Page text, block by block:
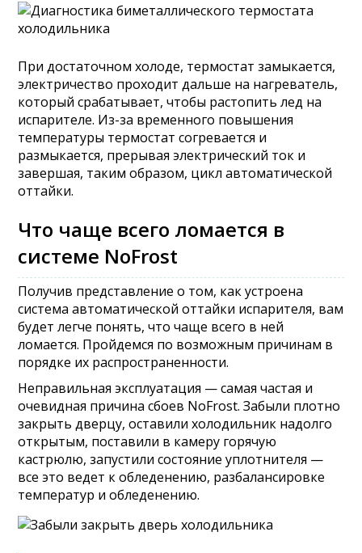
При достаточном холоде, термостат замыкается,
электричество проходит дальше на нагреватель,
который срабатывает, чтобы растопить лед на
испарителе. Из-за временного повышения
температуры термостат согревается и
размыкается, прерывая электрический ток и
завершая, таким образом, цикл автоматической
оттайки.
Что чаще всего ломается в
системе NoFrost
Получив представление о том, как устроена
система автоматической оттайки испарителя, вам
будет легче понять, что чаще всего в ней
ломается. Пройдемся по возможным причинам в
порядке их распространенности.
Неправильная эксплуатация — самая частая и
очевидная причина сбоев NoFrost. Забыли плотно
закрыть дверцу, оставили холодильник надолго
открытым, поставили в камеру горячую
кастрюлю, запустили состояние уплотнителя —
все это ведет к обледенению, разбалансировке
температур и обледенению.